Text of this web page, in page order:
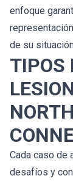
enfoque
de su
TIPOS
Cada caso de
desafíos y